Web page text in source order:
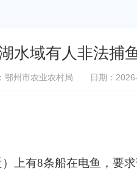
水域有人非法捕
鄂州市农业农村局 日期：
上有8条船在电鱼，要